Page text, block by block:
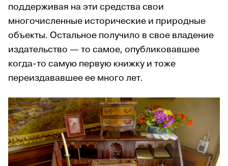
поддерживая на эти средства свои
многочисленные исторические и природные
объекты. Остальное получило в свое владение
издательство — то самое, опубликовавшее
когда-то самую первую книжку и тоже
переиздававшее ее много лет.